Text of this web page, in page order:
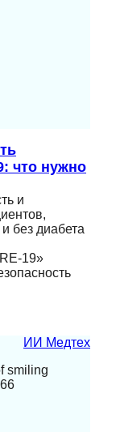
что нужно
и
без диабета
19»
ИИ Медтех